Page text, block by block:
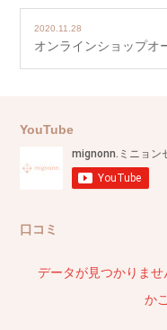
2020.11.28
オンラインショップオ
YouTube
口コミ
データが見つかりま
か